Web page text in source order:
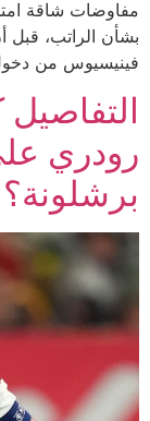
مفاوضات شاقة
بشأن الراتب، قبل
فينيسيوس من
التفاصيل
رودري
برشلونة؟